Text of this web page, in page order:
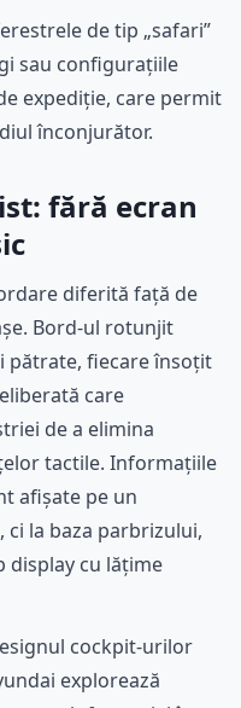
de tip „safari”
sau configurațiile
expediție, care permit
înconjurător.
fără ecran
diferită față de
Bord-ul rotunjit
pătrate, fiecare însoțit
care
de a elimina
tactile. Informațiile
afișate pe un
la baza parbrizului,
display cu lățime
cockpit-urilor
explorează